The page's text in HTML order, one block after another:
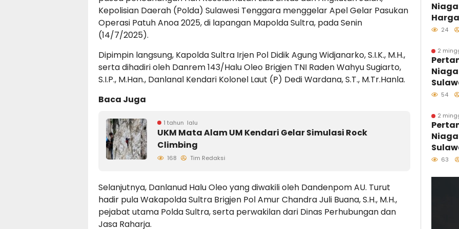
Kepolisian Daerah (Polda) Sulawesi Tenggara menggelar Apel Gelar Pasukan
Operasi Patuh Anoa 2025, di lapangan Mapolda Sultra, pada Senin
(14/7/2025).
Dipimpin langsung, Kapolda Sultra Irjen Pol Didik Agung Widjanarko, S.I.K., M.H.,
serta dihadiri oleh Danrem 143/Halu Oleo Brigjen TNI Raden Wahyu Sugiarto,
S.I.P., M.Han., Danlanal Kendari Kolonel Laut (P) Dedi Wardana, S.T., M.Tr.Hanla.
Baca Juga
1 tahun lalu
UKM Mata Alam UM Kendari Gelar Simulasi Rock
Climbing
168 Tim Redaksi
Selanjutnya, Danlanud Halu Oleo yang diwakili oleh Dandenpom AU. Turut
hadir pula Wakapolda Sultra Brigjen Pol Amur Chandra Juli Buana, S.H., M.H.,
pejabat utama Polda Sultra, serta perwakilan dari Dinas Perhubungan dan
Jasa Raharja.
24
2
54
2
Hari
63